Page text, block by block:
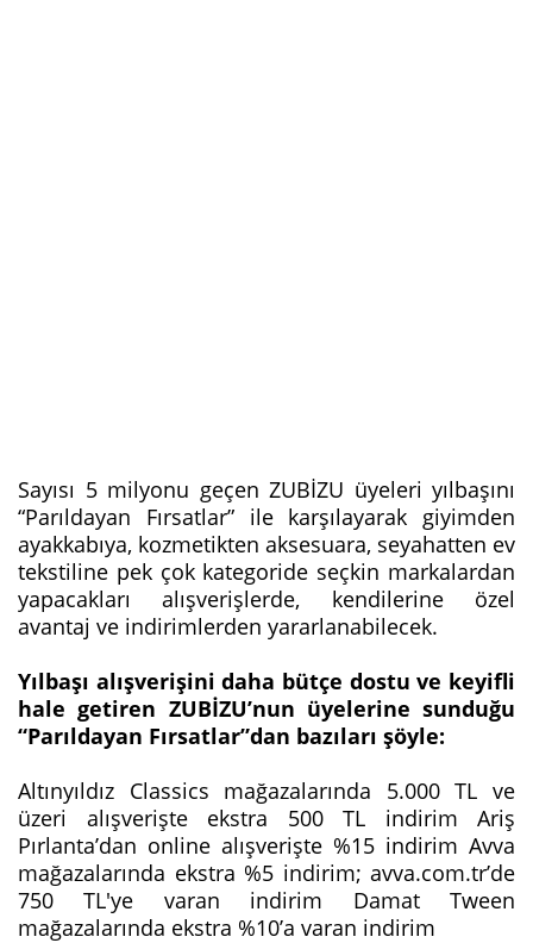
Sayısı 5 milyonu geçen ZUBİZU üyeleri yılbaşını
“Parıldayan Fırsatlar” ile karşılayarak giyimden
ayakkabıya, kozmetikten aksesuara, seyahatten ev
tekstiline pek çok kategoride seçkin markalardan
yapacakları alışverişlerde, kendilerine özel
avantaj ve indirimlerden yararlanabilecek.
Yılbaşı alışverişini daha bütçe dostu ve keyifli
hale getiren ZUBİZU’nun üyelerine sunduğu
“Parıldayan Fırsatlar”dan bazıları şöyle:
Altınyıldız Classics mağazalarında 5.000 TL ve
üzeri alışverişte ekstra 500 TL indirim Ariş
Pırlanta’dan online alışverişte %15 indirim Avva
mağazalarında ekstra %5 indirim; avva.com.tr’de
750 TL'ye varan indirim Damat Tween
mağazalarında ekstra %10’a varan indirim